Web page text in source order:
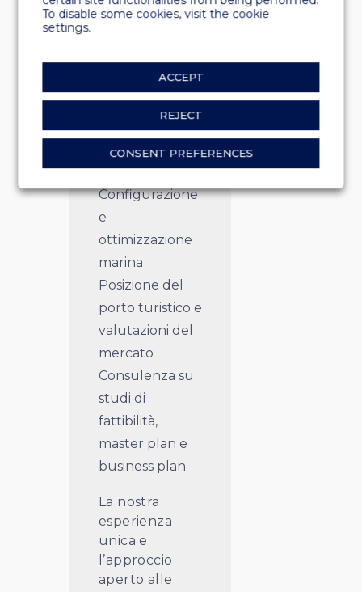
soluzioni
relative ai
progetti di
porti turistici.
Design
concettuale
Configurazione
e
ottimizzazione
marina
Posizione del
porto turistico e
valutazioni del
mercato
Consulenza su
studi di
fattibilità,
master plan e
business plan
La nostra
esperienza
unica e
l’approccio
aperto alle
To disable some cookies, visit the cookie
settings.
ACCEPT
REJECT
CONSENT PREFERENCES